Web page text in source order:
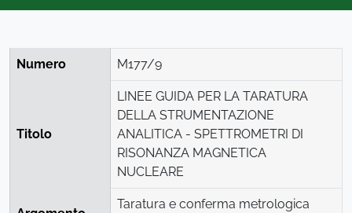
Numero M177/9
Titolo
LINEE GUIDA PER LA TARATURA
DELLA STRUMENTAZIONE
ANALITICA - SPETTROMETRI DI
RISONANZA MAGNETICA
NUCLEARE
Taratura e conferma metrologica